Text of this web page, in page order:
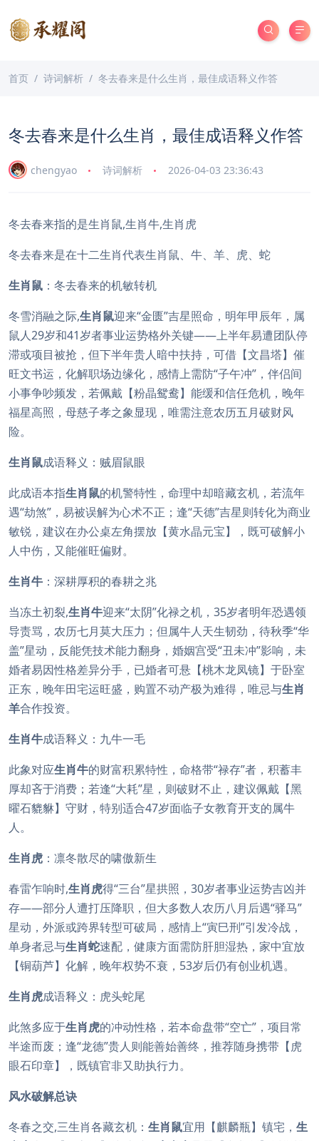
首页 诗词解析 冬去春来是什么生肖，最佳成语释义作答
冬去春来是什么生肖，最佳成语释义作答
chengyao 诗词解析 2026-04-03 23:36:43
冬去春来指的是生肖鼠,生肖牛,生肖虎
冬去春来是在十二生肖代表生肖鼠、牛、羊、虎、蛇
生肖鼠 ：冬去春来的机敏转机
冬雪消融之际,生肖鼠迎来“金匮”吉星照命，明年甲辰年，属
鼠人29岁和41岁者事业运势格外关键——上半年易遭团队停
滞或项目被抢，但下半年贵人暗中扶持，可借【文昌塔】催
旺文书运，化解职场边缘化，感情上需防“子午冲”，伴侣间
小事争吵频发，若佩戴【粉晶鸳鸯】能缓和信任危机，晚年
福星高照，母慈子孝之象显现，唯需注意农历五月破财风
险。
生肖鼠成语释义：贼眉鼠眼
此成语本指生肖鼠的机警特性，命理中却暗藏玄机，若流年
遇“劫煞”，易被误解为心术不正；逢“天德”吉星则转化为商业
敏锐，建议在办公桌左角摆放【黄水晶元宝】，既可破解小
人中伤，又能催旺偏财。
生肖牛 ：深耕厚积的春耕之兆
当冻土初裂,生肖牛迎来“太阴”化禄之机，35岁者明年恐遇领
导责骂，农历七月莫大压力；但属牛人天生韧劲，待秋季“华
盖”星动，反能凭技术能力翻身，婚姻宫受“丑未冲”影响，未
婚者易因性格差异分手，已婚者可悬【桃木龙凤镜】于卧室
正东，晚年田宅运旺盛，购置不动产极为难得，唯忌与生肖
羊合作投资。
生肖牛成语释义：九牛一毛
此象对应生肖牛的财富积累特性，命格带“禄存”者，积蓄丰
厚却吝于消费；若逢“大耗”星，则破财不止，建议佩戴【黑
曜石貔貅】守财，特别适合47岁面临子女教育开支的属牛
人。
生肖虎 ：凛冬散尽的啸傲新生
春雷乍响时,生肖虎得“三台”星拱照，30岁者事业运势吉凶并
存——部分人遭打压降职，但大多数人农历八月后遇“驿马”
星动，外派或跨界转型可破局，感情上“寅巳刑”引发冷战，
单身者忌与生肖蛇速配，健康方面需防肝胆湿热，家中宜放
【铜葫芦】化解，晚年权势不衰，53岁后仍有创业机遇。
生肖虎成语释义：虎头蛇尾
此煞多应于生肖虎的冲动性格，若本命盘带“空亡”，项目常
半途而废；逢“龙德”贵人则能善始善终，推荐随身携带【虎
眼石印章】，既镇官非又助执行力。
风水破解总诀
冬春之交,三生肖各藏玄机： 生肖鼠宜用【麒麟瓶】镇宅， 生